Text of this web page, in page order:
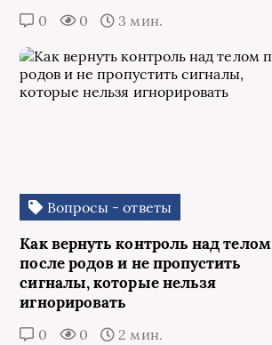
0 0 3 мин.
Вопросы - ответы
Как вернуть контроль над телом
после родов и не пропустить
сигналы, которые нельзя
игнорировать
0 0 2 мин.